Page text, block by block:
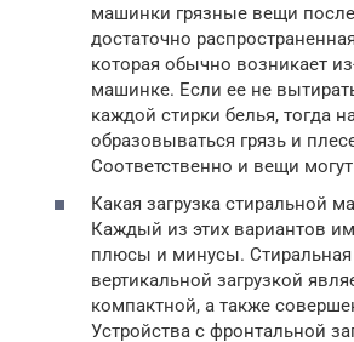
машинки грязные вещи
достаточно
которая обычно возникает
машинке. Если ее не
каждой стирки белья, тогда
образовываться грязь и
Соответственно и вещи могут
Какая загрузка стиральной
Каждый из этих вариантов
плюсы и минусы.
вертикальной загрузкой
компактной, а также
Устройства с фронтальной